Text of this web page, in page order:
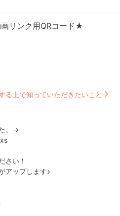
リンク用QRコード★
る上で知っていただきたいこと
。→
さい！
アップします♪